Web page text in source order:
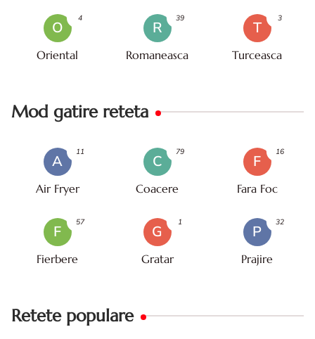
O
Oriental
4
R
Romaneasca
39
T
Turceasca
3
Mod gatire reteta
A
Air Fryer
11
C
Coacere
79
F
Fara Foc
16
F
Fierbere
57
G
Gratar
1
P
Prajire
32
Retete populare